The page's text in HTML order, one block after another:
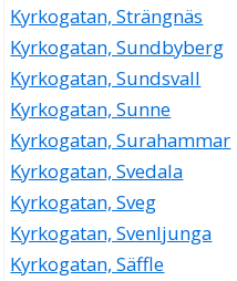
Kyrkogatan, Strängnäs
Kyrkogatan, Sundbyberg
Kyrkogatan, Sundsvall
Kyrkogatan, Sunne
Kyrkogatan, Surahammar
Kyrkogatan, Svedala
Kyrkogatan, Sveg
Kyrkogatan, Svenljunga
Kyrkogatan, Säffle